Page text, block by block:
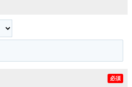
必須